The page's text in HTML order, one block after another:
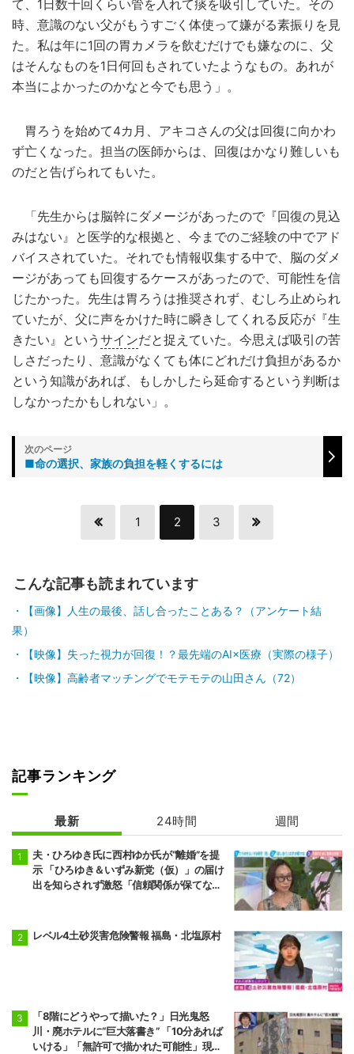
て、1日数十回くらい管を入れて痰を吸引していた。その
時、意識のない父がもうすごく体使って嫌がる素振りを見
た。私は年に1回の胃カメラを飲むだけでも嫌なのに、父
はそんなものを1日何回もされていたようなもの。あれが
本当によかったのかなと今でも思う」。
胃ろうを始めて4カ月、アキコさんの父は回復に向かわ
ず亡くなった。担当の医師からは、回復はかなり難しいも
のだと告げられてもいた。
「先生からは脳幹にダメージがあったので『回復の見込
みはない』と医学的な根拠と、今までのご経験の中でアド
バイスされていた。それでも情報収集する中で、脳のダメ
ージがあっても回復するケースがあったので、可能性を信
じたかった。先生は胃ろうは推奨されず、むしろ止められ
ていたが、父に声をかけた時に瞬きしてくれる反応が『生
きたい』という サインだと捉えていた。今思えば吸引の苦
しさだったり、意識がなくても体にどれだけ負担があるか
という知識があれば、もしかしたら延命するという判断は
しなかったかもしれない」。
■命の選択、家族の負担を軽くするには
1 2 3
こんな記事も読まれています
【画像】人生の最後、話し合ったことある？（アンケート結
果）
【映像】失った視力が回復！？最先端のAI×医療（実際の様子）
【映像】高齢者マッチングでモテモテの山田さん（72）
記事ランキング
最新 24時間 週間
夫・ひろゆき氏に西村ゆか氏が“離婚”を提
示 「ひろゆき＆いずみ新党（仮）」の届け
出を知らされず激怒「信頼関係が保てない
レベル4土砂災害危険警報 福島・北塩原村
「8階にどうやって描いた？」日光鬼怒
川・廃ホテルに“巨大落書き” 「10分あれば
いける」「無許可で描かれた可能性」現役